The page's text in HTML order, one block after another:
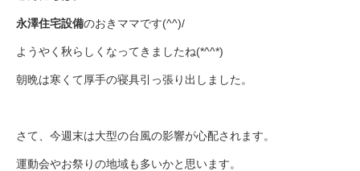
永澤住宅設備のおきママです(^^)/
ようやく秋らしくなってきましたね(*^^*)
朝晩は寒くて厚手の寝具引っ張り出しました。
さて、今週末は大型の台風の影響が心配されます。
運動会やお祭りの地域も多いかと思います。